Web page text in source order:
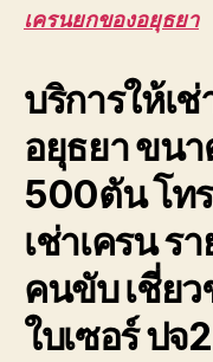
เครนยกของอยุธยา
บริการให้เ
อยุธยา ขน
500ตัน โท
เช่าเครน ร
คนขับ เชี่ย
ใบเซอร์ ปจ